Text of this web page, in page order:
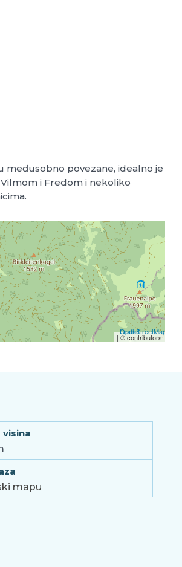
međusobno povezane, idealno je
i Fredom i nekoliko
Leaflet
| ©
OpenStreetMap
contributors
mapu